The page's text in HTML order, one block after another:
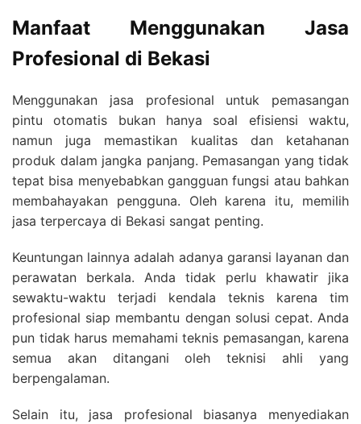
Manfaat Menggunakan Jasa
Profesional di Bekasi
Menggunakan jasa profesional untuk pemasangan
pintu otomatis bukan hanya soal efisiensi waktu,
namun juga memastikan kualitas dan ketahanan
produk dalam jangka panjang. Pemasangan yang tidak
tepat bisa menyebabkan gangguan fungsi atau bahkan
membahayakan pengguna. Oleh karena itu, memilih
jasa terpercaya di Bekasi sangat penting.
Keuntungan lainnya adalah adanya garansi layanan dan
perawatan berkala. Anda tidak perlu khawatir jika
sewaktu-waktu terjadi kendala teknis karena tim
profesional siap membantu dengan solusi cepat. Anda
pun tidak harus memahami teknis pemasangan, karena
semua akan ditangani oleh teknisi ahli yang
berpengalaman.
Selain itu, jasa profesional biasanya menyediakan